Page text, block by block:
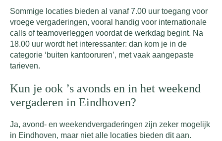
Sommige locaties bieden al vanaf 7.00 uur toegang voor
vroege vergaderingen, vooral handig voor internationale
calls of teamoverleggen voordat de werkdag begint. Na
18.00 uur wordt het interessanter: dan kom je in de
categorie ‘buiten kantooruren’, met vaak aangepaste
tarieven.
Kun je ook ’s avonds en in het weekend
vergaderen in Eindhoven?
Ja, avond- en weekendvergaderingen zijn zeker mogelijk
in Eindhoven, maar niet alle locaties bieden dit aan.